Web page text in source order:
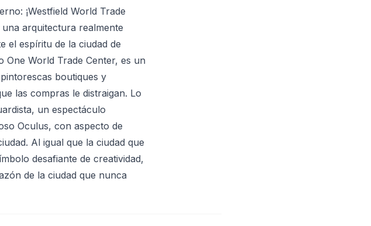
¡Westfield World Trade
arquitectura realmente
el espíritu de la ciudad de
One World Trade Center, es un
boutiques y
las compras le distraigan. Lo
un espectáculo
Oculus, con aspecto de
Al igual que la ciudad que
desafiante de creatividad,
de la ciudad que nunca